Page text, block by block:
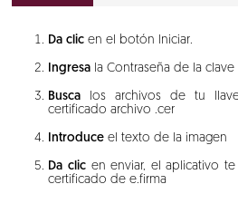
Da clic en el botón Iniciar.
Ingresa la Contraseña de la
Busca los archivos de tu
certificado archivo .cer
Introduce el texto de la imagen
Da clicen enviar, el aplicativo te
certificado de e.firma